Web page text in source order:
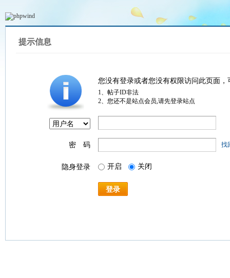
提示信息
您没有登录或者您没有权限访问此页面
1、帖子ID非法
2、您还不是站点会员,请先登录站点
密 码 找
隐身登录 开启 关闭
登录